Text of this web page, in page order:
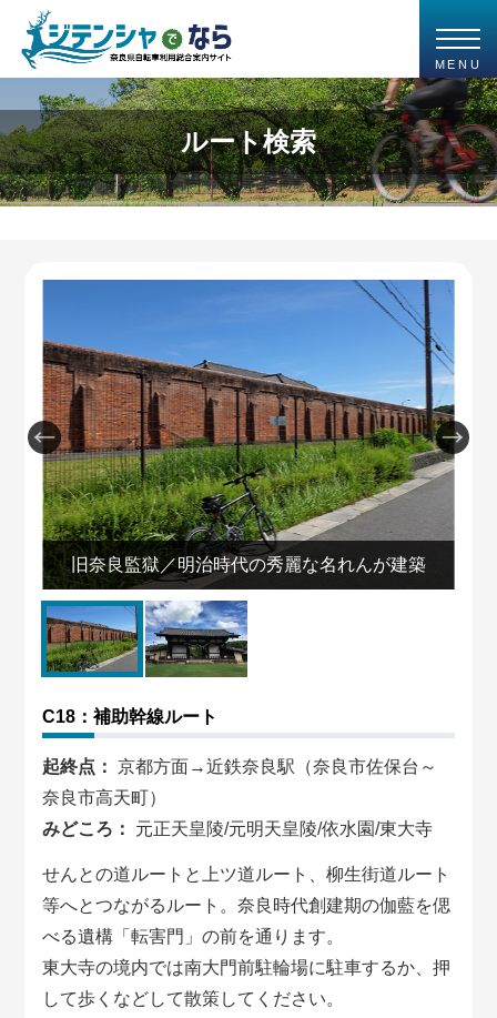
MENU
ルート検索
旧奈良監獄／明治時代の秀麗な名れんが建築
C18：補助幹線ルート
起終点：
京都方面→近鉄奈良駅（奈良市佐保台～
奈良市高天町）
みどころ：
元正天皇陵/元明天皇陵/依水園/東大寺
せんとの道ルートと上ツ道ルート、柳生街道ルート
等へとつながるルート。奈良時代創建期の伽藍を偲
べる遺構「転害門」の前を通ります。
東大寺の境内では南大門前駐輪場に駐車するか、押
して歩くなどして散策してください。